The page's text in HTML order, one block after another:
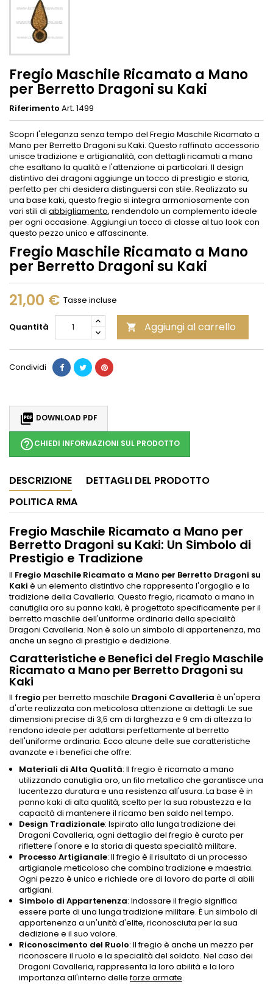
Fregio Maschile Ricamato a Mano
per Berretto Dragoni su Kaki
Riferimento Art. 1499
Scopri l'eleganza senza tempo del Fregio Maschile Ricamato a
Mano per Berretto Dragoni su Kaki. Questo raffinato accessorio
unisce tradizione e artigianalità, con dettagli ricamati a mano
che esaltano la qualità e l'attenzione ai particolari. Il design
distintivo dei dragoni aggiunge un tocco di prestigio e storia,
perfetto per chi desidera distinguersi con stile. Realizzato su
una base kaki, questo fregio si integra armoniosamente con
vari stili di abbigliamento, rendendolo un complemento ideale
per ogni occasione. Aggiungi un tocco di classe al tuo look con
questo pezzo unico e affascinante.
Fregio Maschile Ricamato a Mano
per Berretto Dragoni su Kaki
21,00 € Tasse incluse
Quantità  Aggiungi al carrello
Condividi
 DOWNLOAD PDF
help_outlineCHIEDI INFORMAZIONI SUL PRODOTTO
DESCRIZIONE
DETTAGLI DEL PRODOTTO
POLITICA RMA
Fregio Maschile Ricamato a Mano per
Berretto Dragoni su Kaki: Un Simbolo di
Prestigio e Tradizione
Il Fregio Maschile Ricamato a Mano per Berretto Dragoni su
Kaki è un elemento distintivo che rappresenta l'orgoglio e la
tradizione della Cavalleria. Questo fregio, ricamato a mano in
canutiglia oro su panno kaki, è progettato specificamente per il
berretto maschile dell'uniforme ordinaria della specialità
Dragoni Cavalleria. Non è solo un simbolo di appartenenza, ma
anche un segno di prestigio e dedizione.
Caratteristiche e Benefici del Fregio Maschile
Ricamato a Mano per Berretto Dragoni su
Kaki
Il fregio per berretto maschile Dragoni Cavalleria è un'opera
d'arte realizzata con meticolosa attenzione ai dettagli. Le sue
dimensioni precise di 3,5 cm di larghezza e 9 cm di altezza lo
rendono ideale per adattarsi perfettamente al berretto
dell'uniforme ordinaria. Ecco alcune delle sue caratteristiche
avanzate e i benefici che offre:
Materiali di Alta Qualità: Il fregio è ricamato a mano
utilizzando canutiglia oro, un filo metallico che garantisce una
lucentezza duratura e una resistenza all'usura. La base è in
panno kaki di alta qualità, scelto per la sua robustezza e la
capacità di mantenere il ricamo ben saldo nel tempo.
Design Tradizionale: Ispirato alla lunga tradizione dei
Dragoni Cavalleria, ogni dettaglio del fregio è curato per
riflettere l'onore e la storia di questa specialità militare.
Processo Artigianale: Il fregio è il risultato di un processo
artigianale meticoloso che combina tradizione e maestria.
Ogni pezzo è unico e richiede ore di lavoro da parte di abili
artigiani.
Simbolo di Appartenenza: Indossare il fregio significa
essere parte di una lunga tradizione militare. È un simbolo di
appartenenza a un'unità d'elite, riconosciuta per la sua
dedizione e il suo valore.
Riconoscimento del Ruolo: Il fregio è anche un mezzo per
riconoscere il ruolo e la specialità del soldato. Nel caso dei
Dragoni Cavalleria, rappresenta la loro abilità e la loro
importanza all'interno delleforze armate.